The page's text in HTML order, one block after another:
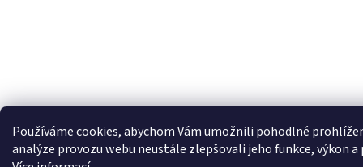
Používáme cookies, abychom Vám umožnili pohodlné
analýze provozu webu neustále zlepšovali jeho funkce, výkon